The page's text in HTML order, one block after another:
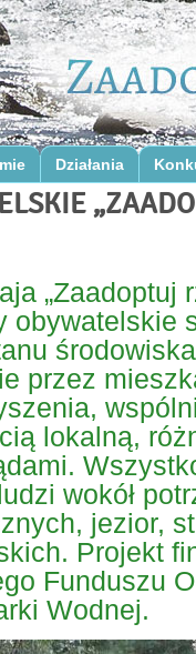
Działania
„Zaadoptuj
przez
lokalną,
wokół
jezior,
Projekt
Funduszu
Wodnej.